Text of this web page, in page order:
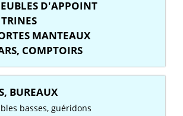
D'APPOINT
MANTEAUX
COMPTOIRS
BUREAUX
basses, guéridons